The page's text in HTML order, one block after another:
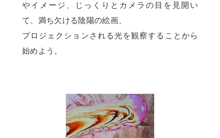
やイメージ、じっくりとカメラの目を見開い
て、満ち欠ける陰陽の絵画、
プロジェクションされる光を観察することから
始めよう。